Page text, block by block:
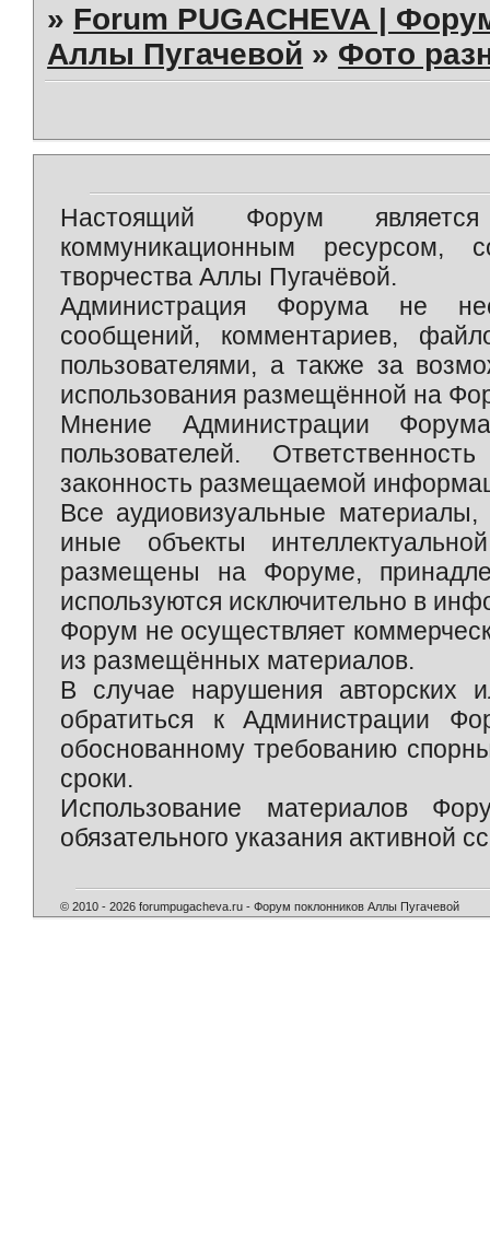
» Forum PUGACHEVA |
Аллы Пугачевой » Фото
Настоящий Форум является
коммуникационным ресурсом,
творчества Аллы Пугачёвой.
Администрация Форума не
сообщений, комментариев,
пользователями, а также за
использования размещённой на
Мнение Администрации
пользователей.
законность размещаемой
Все аудиовизуальные
иные объекты
размещены на Форуме,
используются исключительно в
Форум не осуществляет
из размещённых материалов.
В случае нарушения авторских
обратиться к Администрации
обоснованному требованию
сроки.
Использование материалов
обязательного указания активной
© 2010 - 2026 forumpugacheva.ru - Форум поклонников Аллы Пугачевой